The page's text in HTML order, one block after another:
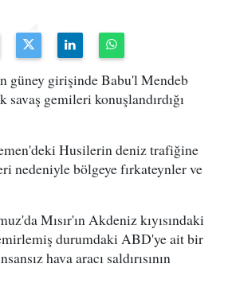
güney girişinde Babu'l Mendeb
savaş gemileri konuşlandırdığı
Husilerin deniz trafiğine
nedeniyle bölgeye fırkateynler ve
Mısır'ın Akdeniz kıyısındaki
durumdaki ABD'ye ait bir
hava aracı saldırısının